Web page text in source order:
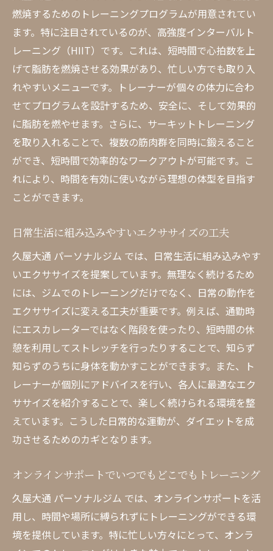
燃焼するためのトレーニングプログラムが用意されてい
ます。特に注目されているのが、高強度インターバルト
レーニング（HIIT）です。これは、短時間で心拍数を上
げて脂肪を燃焼させる効果があり、忙しい方でも取り入
れやすいメニューです。トレーナーが個々の体力に合わ
せてプログラムを設計するため、安全に、そして効果的
に脂肪を燃やせます。さらに、サーキットトレーニング
を取り入れることで、複数の筋肉群を同時に鍛えること
ができ、短時間で効率的なワークアウトが可能です。こ
れにより、時間を有効に使いながら理想の体型を目指す
ことができます。
日常生活に組み込みやすいエクササイズの工夫
久屋大通 パーソナルジム では、日常生活に組み込みやす
いエクササイズを提案しています。無理なく続けるため
には、ジムでのトレーニングだけでなく、日常の動作を
エクササイズに変える工夫が重要です。例えば、通勤時
にエスカレーターではなく階段を使ったり、短時間の休
憩を利用してストレッチを行ったりすることで、知らず
知らずのうちに身体を動かすことができます。また、ト
レーナーが個別にアドバイスを行い、各人に最適なエク
ササイズを紹介することで、楽しく続けられる環境を整
えています。こうした日常的な運動が、ダイエットを成
功させるためのカギとなります。
オンラインサポートでいつでもどこでもトレーニング
久屋大通 パーソナルジム では、オンラインサポートを活
用し、時間や場所に縛られずにトレーニングができる環
境を提供しています。特に忙しい方々にとって、オンラ